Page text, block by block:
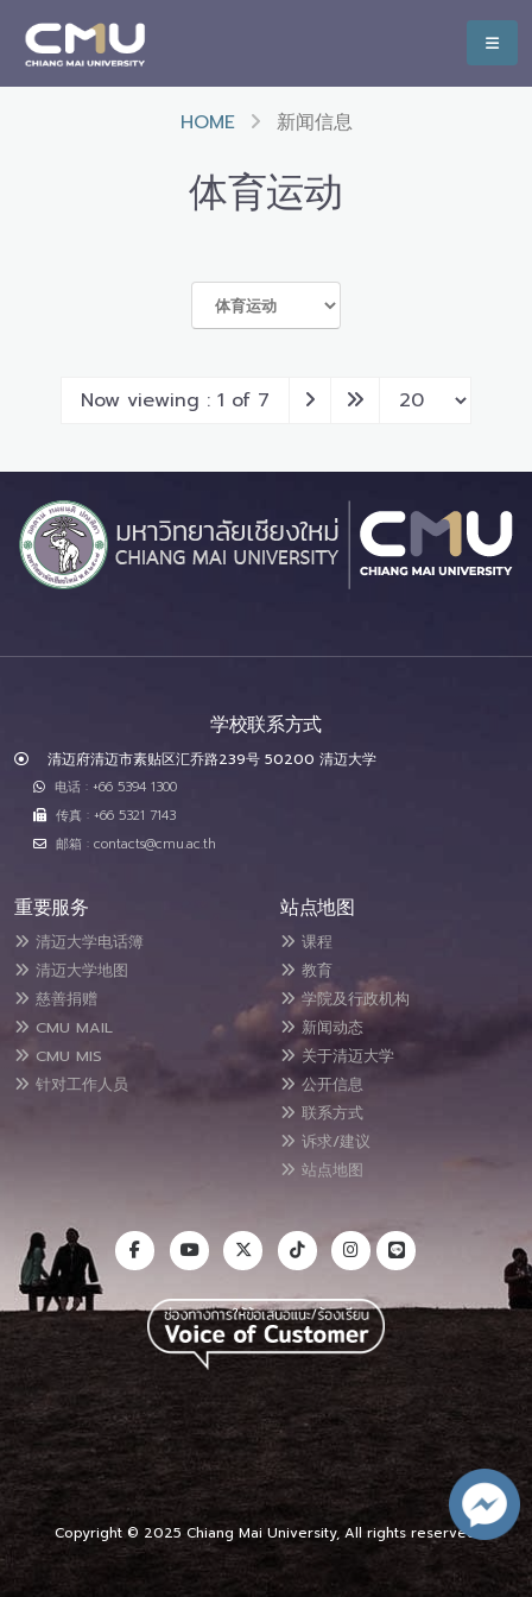
HOME 新闻信息
体育运动
Now viewing : 1 of 7
学校联系方式
清迈府清迈市素贴区汇乔路239号 50200 清迈大学
电话 : +66 5394 1300
传真 : +66 5321 7143
邮箱 : contacts@cmu.ac.th
重要服务
清迈大学电话簿
清迈大学地图
慈善捐赠
CMU MAIL
CMU MIS
针对工作人员
站点地图
课程
教育
学院及行政机构
新闻动态
关于清迈大学
公开信息
联系方式
诉求/建议
站点地图
Copyright © 2025 Chiang Mai University, All rights reserved.